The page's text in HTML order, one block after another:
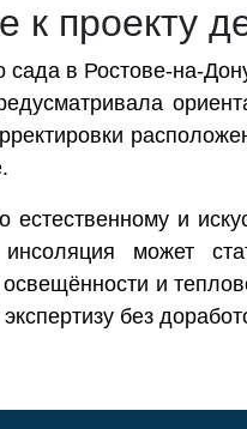
к проекту
сада в Ростове-на-
и
инсоляция может
и
без